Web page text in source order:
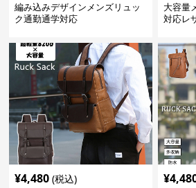
編み込みデザインメンズリュッ
ク通勤通学対応
大容量
対応レ
¥4,480 (税込) ¥